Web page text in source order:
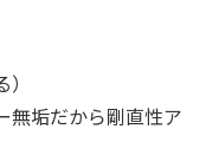
垢だから剛直性ア